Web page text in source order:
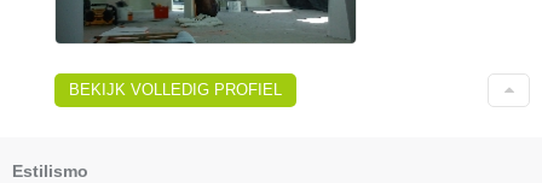
BEKIJK VOLLEDIG PROFIEL
Estilismo